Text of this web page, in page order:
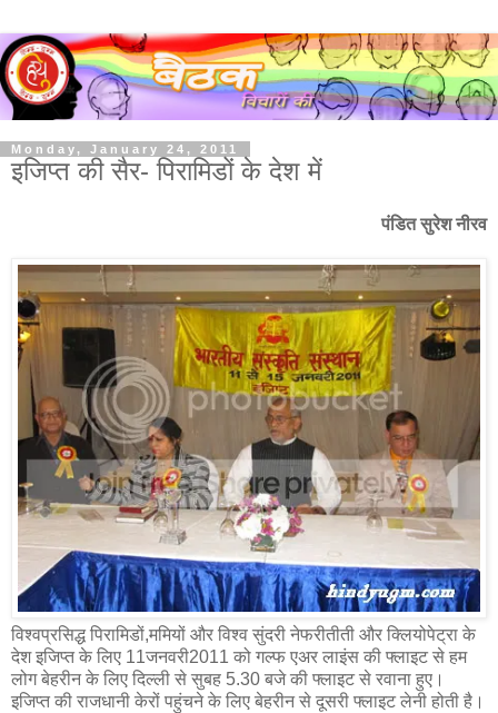
Monday, January 24, 2011
इजिप्त की सैर- पिरामिडों के देश में
पंडित सुरेश नीरव
विश्वप्रसिद्ध पिरामिडों,ममियों और विश्व सुंदरी नेफरीतीती और क्लियोपेट्रा के
देश इजिप्त के लिए 11जनवरी2011 को गल्फ एअर लाइंस की फ्लाइट से हम
लोग बेहरीन के लिए दिल्ली से सुबह 5.30 बजे की फ्लाइट से रवाना हुए।
इजिप्त की राजधानी केरों पहुंचने के लिए बेहरीन से दूसरी फ्लाइट लेनी होती है।